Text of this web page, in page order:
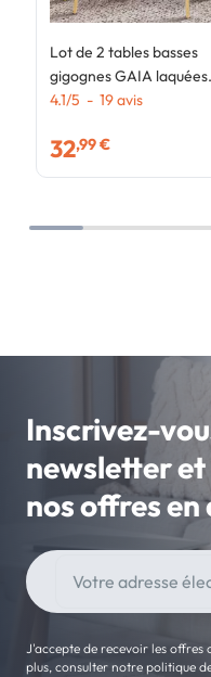
Lot de 2 tables basses
gigognes GAIA laquées
blanc scandinave
4.1/5 - 19avis
32,99 €
Inscrivez-
newsletter
nos offres
J'accepte de recevoir les offres
plus, consulter notre politique